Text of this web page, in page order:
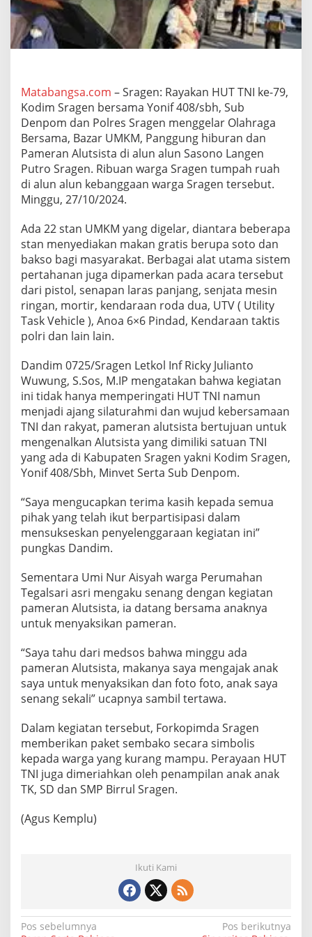
n
H
U
T
k
e
-
7
9
d
i
A
l
u
-
A
l
u
n
S
r
a
Matabangsa.com – Sragen: Rayakan HUT TNI ke-79,
Kodim Sragen bersama Yonif 408/sbh, Sub
Denpom dan Polres Sragen menggelar Olahraga
Bersama, Bazar UMKM, Panggung hiburan dan
Pameran Alutsista di alun alun Sasono Langen
Putro Sragen. Ribuan warga Sragen tumpah ruah
di alun alun kebanggaan warga Sragen tersebut.
Minggu, 27/10/2024.
Ada 22 stan UMKM yang digelar, diantara beberapa
stan menyediakan makan gratis berupa soto dan
bakso bagi masyarakat. Berbagai alat utama sistem
pertahanan juga dipamerkan pada acara tersebut
dari pistol, senapan laras panjang, senjata mesin
ringan, mortir, kendaraan roda dua, UTV ( Utility
Task Vehicle ), Anoa 6×6 Pindad, Kendaraan taktis
polri dan lain lain.
Dandim 0725/Sragen Letkol Inf Ricky Julianto
Wuwung, S.Sos, M.IP mengatakan bahwa kegiatan
ini tidak hanya memperingati HUT TNI namun
menjadi ajang silaturahmi dan wujud kebersamaan
TNI dan rakyat, pameran alutsista bertujuan untuk
mengenalkan Alutsista yang dimiliki satuan TNI
yang ada di Kabupaten Sragen yakni Kodim Sragen,
Yonif 408/Sbh, Minvet Serta Sub Denpom.
“Saya mengucapkan terima kasih kepada semua
pihak yang telah ikut berpartisipasi dalam
mensukseskan penyelenggaraan kegiatan ini”
pungkas Dandim.
Sementara Umi Nur Aisyah warga Perumahan
Tegalsari asri mengaku senang dengan kegiatan
pameran Alutsista, ia datang bersama anaknya
untuk menyaksikan pameran.
“Saya tahu dari medsos bahwa minggu ada
pameran Alutsista, makanya saya mengajak anak
saya untuk menyaksikan dan foto foto, anak saya
senang sekali” ucapnya sambil tertawa.
Dalam kegiatan tersebut, Forkopimda Sragen
memberikan paket sembako secara simbolis
kepada warga yang kurang mampu. Perayaan HUT
TNI juga dimeriahkan oleh penampilan anak anak
TK, SD dan SMP Birrul Sragen.
(Agus Kemplu)
Ikuti Kami
N
Pos sebelumnya
Pos berikutnya